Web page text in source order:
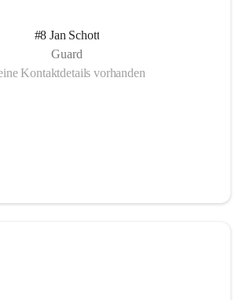
#8 Jan Schott
Guard
Kontaktdetails vorhanden